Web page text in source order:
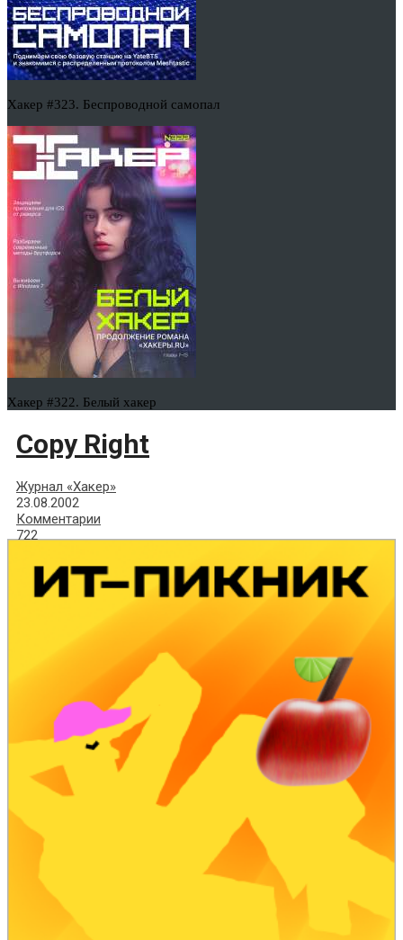
Хакер #323. Беспроводной самопал
Хакер #322. Белый хакер
Copy Right
Журнал «Хакер»
23.08.2002
Комментарии
722